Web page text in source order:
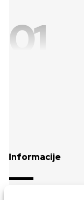
01
Informacije